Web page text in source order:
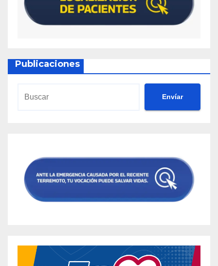
Publicaciones
Envíar